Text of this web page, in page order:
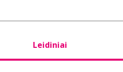
Leidiniai